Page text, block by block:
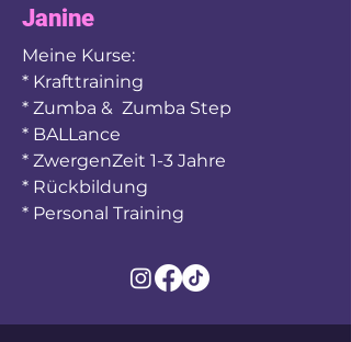
Janine
Meine Kurse:
* Krafttraining
* Zumba & Zumba Step
* BALLance
* ZwergenZeit 1-3 Jahre
* Rückbildung
* Personal Training